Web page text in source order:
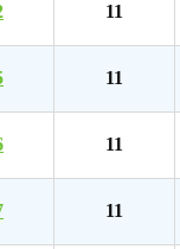
11
11
11
11